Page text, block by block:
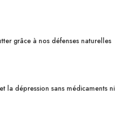
grâce à nos défenses naturelles
la dépression sans médicaments ni